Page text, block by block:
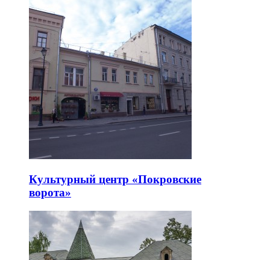
Культурный центр «Покровские
ворота»